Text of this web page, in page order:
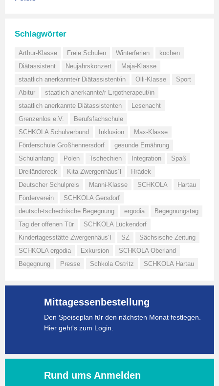
Schlagwörter
Arthur-Klasse Freie Schulen Winterferien
kochen
Diätassistent
Neujahrskonzert
Maja-Klasse
staatlich anerkannte/r Diätassistent/in
Olli-Klasse
Sport
Abitur
staatlich anerkannte/r Ergotherapeut/in
staatlich anerkannte Diätassistenten
Lesenacht
Grenzenlos e.V.
Berufsfachschule
SCHKOLA Schulverbund
Inklusion
Max-Klasse
Förderschule Großhennersdorf
gesunde Ernährung
Schulanfang
Polen Tschechien Integration
Spaß
Dreiländereck
Kita Zwergenhäus´l
Hrádek
Deutscher Schulpreis
Manni-Klasse SCHKOLA
Hartau
Förderverein
SCHKOLA Gersdorf
deutsch-tschechische Begegnung
ergodia
Begegnungstag
Tag der offenen Tür
SCHKOLA Lückendorf
Kindertagesstätte Zwergenhäus´l
SZ
Sächsische Zeitung
SCHKOLA ergodia
Exkursion
SCHKOLA Oberland
Begegnung
Presse Schkola Ostritz SCHKOLA Hartau
Mittagessenbestellung
Den Speiseplan für den nächsten Monat festlegen.
Hier geht's zum Login.
Rund ums Anmelden